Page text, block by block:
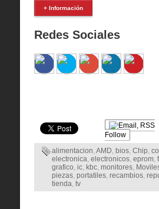
+ Información
Redes Sociales
Follow
alimentacion, AMD, bios, Chip,
electronica, electronicos, eprom,
grafico, ic, kbc, monitores,
piezas, portatiles, recambios,
tienda, tv